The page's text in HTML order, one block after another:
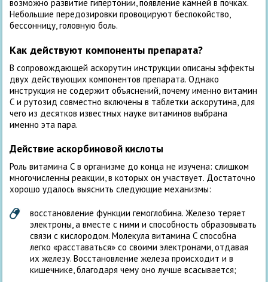
возможно развитие гипертонии, появление камней в почках.
Небольшие передозировки провоцируют беспокойство,
бессонницу, головную боль.
Как действуют компоненты препарата?
В сопровождающей аскорутин инструкции описаны эффекты
двух действующих компонентов препарата. Однако
инструкция не содержит объяснений, почему именно витамин
С и рутозид совместно включены в таблетки аскорутина, для
чего из десятков известных науке витаминов выбрана
именно эта пара.
Действие аскорбиновой кислоты
Роль витамина С в организме до конца не изучена: слишком
многочисленны реакции, в которых он участвует. Достаточно
хорошо удалось выяснить следующие механизмы:
восстановление функции гемоглобина. Железо теряет
электроны, а вместе с ними и способность образовывать
связи с кислородом. Молекула витамина С способна
легко «расставаться» со своими электронами, отдавая
их железу. Восстановление железа происходит и в
кишечнике, благодаря чему оно лучше всасывается;